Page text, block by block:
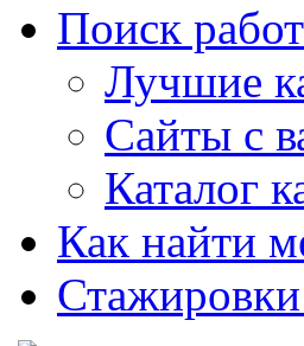
Поиск
Лучшие
Сайты с
Каталог
Как найти